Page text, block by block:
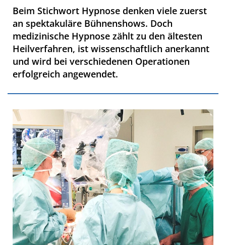
Beim Stichwort Hypnose denken viele zuerst
an spektakuläre Bühnenshows. Doch
medizinische Hypnose zählt zu den ältesten
Heilverfahren, ist wissenschaftlich anerkannt
und wird bei verschiedenen Operationen
erfolgreich angewendet.